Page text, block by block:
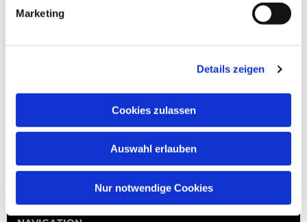
Marketing
Details zeigen
Cookies zulassen
Auswahl erlauben
Nur notwendige Cookies